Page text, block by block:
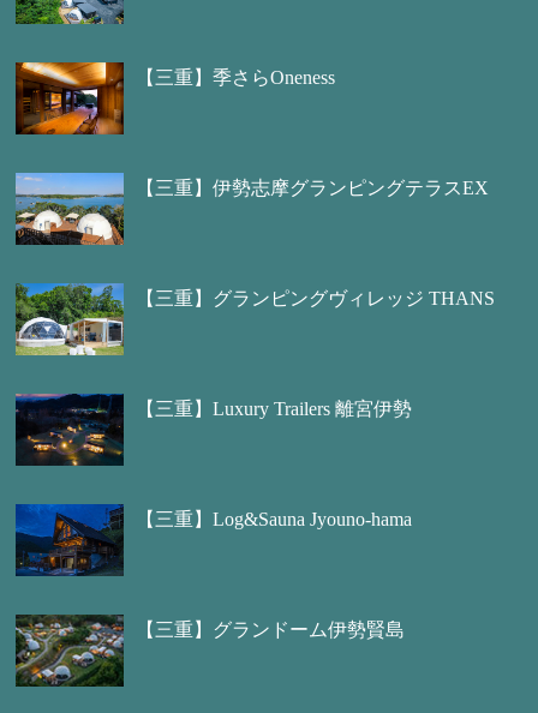
【三重】季さらOneness
【三重】伊勢志摩グランピングテラスEX
【三重】グランピングヴィレッジ THANS
【三重】Luxury Trailers 離宮伊勢
【三重】Log&Sauna Jyouno-hama
【三重】グランドーム伊勢賢島